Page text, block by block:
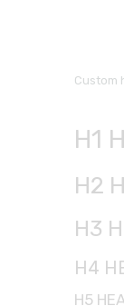
Custom
H1
H2
H3
H4
H5